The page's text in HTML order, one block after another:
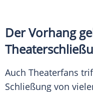
Der Vorhang
Auch Theaterfans
Schließung von